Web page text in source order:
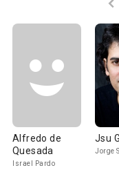
Alfredo de
Quesada
Israel Pardo
Jsu
Jorge